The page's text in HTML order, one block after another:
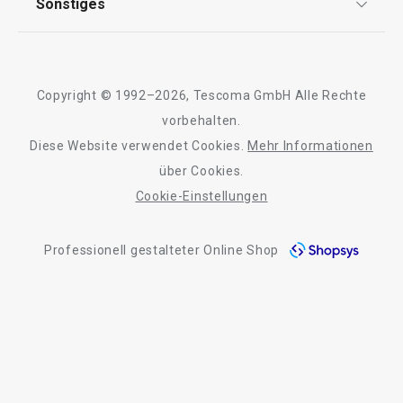
Kontaktformular
Qualität
Sonstiges
Copyright © 1992–2026, Tescoma GmbH Alle Rechte
vorbehalten.
Diese Website verwendet Cookies. Mehr Informationen
über Cookies.
Cookie-Einstellungen
Professionell gestalteter Online Shop